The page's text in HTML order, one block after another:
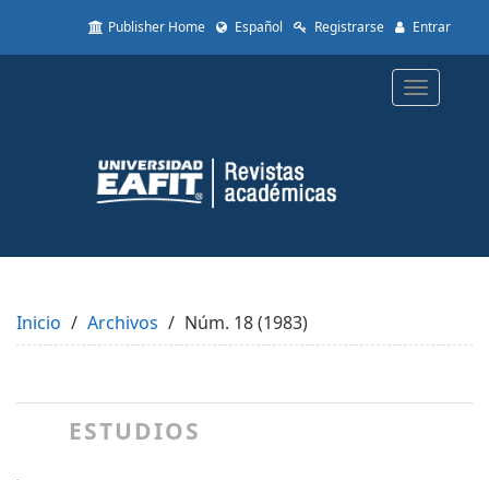
to
Content
Sidebar
Publisher Home Español Registrarse Entrar
Toggle
Inicio Archivos Núm. 18 (1983)
ESTUDIOS